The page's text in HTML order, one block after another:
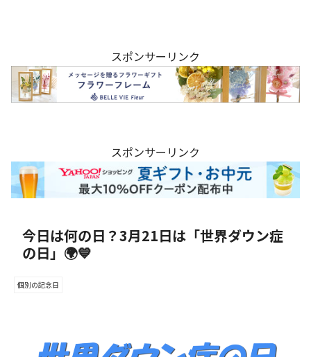
スポンサーリンク
スポンサーリンク
今日は何の日？3月21日は「世界ダウン症
の日」🌍💙
個別の記念日